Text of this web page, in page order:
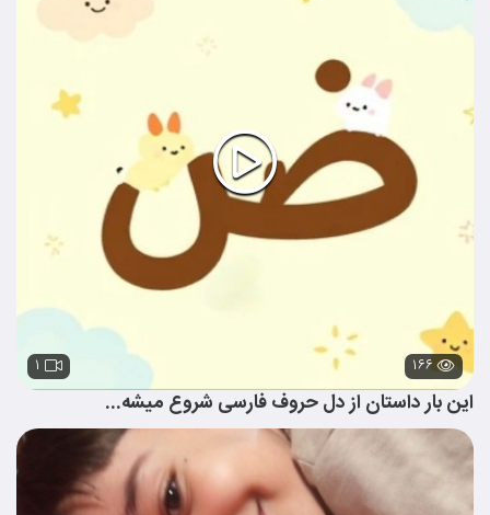
۱۶۶ ۱
این بار داستان از دل حروف فارسی شروع میشه...